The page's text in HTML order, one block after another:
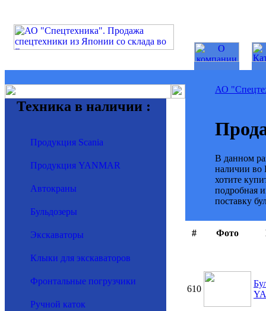
Техника в наличии :
Продукция Scania
Продукция YANMAR
Автокраны
Бульдозеры
Экскаваторы
Клыки для экскаваторов
Фронтальные погрузчики
Ручной каток
АО
В данном
наличии во
хотите
подробная
поставку
# Фото
610